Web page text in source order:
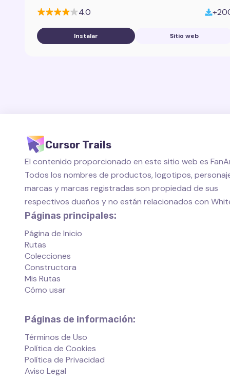
4.0
Instalar Sitio web
Cursor Trails
El contenido proporcionado en este sitio web es
Todos los nombres de productos, logotipos,
marcas y marcas registradas son propiedad de sus
respectivos dueños y no están relacionados con
Páginas principales:
Página de Inicio
Rutas
Colecciones
Constructora
Mis Rutas
Cómo usar
Páginas de información:
Términos de Uso
Política de Cookies
Política de Privacidad
Aviso Legal